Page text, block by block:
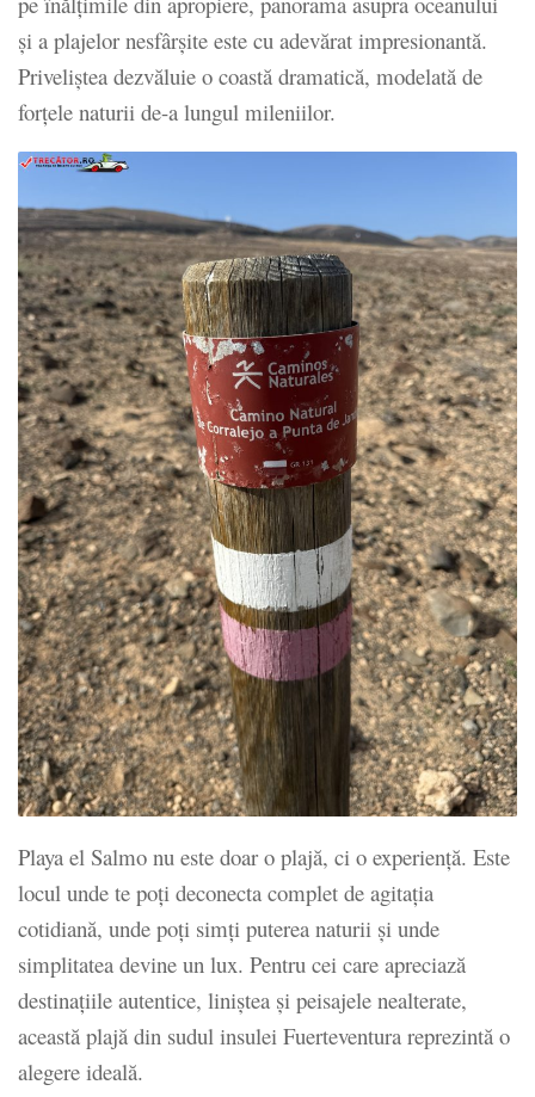
și a plajelor nesfârșite este cu adevărat impresionantă.
Priveliștea dezvăluie o coastă dramatică, modelată de
forțele naturii de-a lungul mileniilor.
Playa el Salmo nu este doar o plajă, ci o experiență. Este
locul unde te poți deconecta complet de agitația
cotidiană, unde poți simți puterea naturii și unde
simplitatea devine un lux. Pentru cei care apreciază
destinațiile autentice, liniștea și peisajele nealterate,
această plajă din sudul insulei Fuerteventura reprezintă o
alegere ideală.